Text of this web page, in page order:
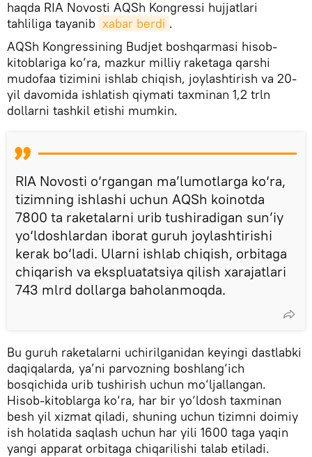
haqda RIA Novosti AQSh Kongressi hujjatlari
tahliliga tayanib xabar berdi .
AQSh Kongressining Budjet boshqarmasi hisob-
kitoblariga ko‘ra, mazkur milliy raketaga qarshi
mudofaa tizimini ishlab chiqish, joylashtirish va 20-
yil davomida ishlatish qiymati taxminan 1,2 trln
dollarni tashkil etishi mumkin.
RIA Novosti o‘rgangan ma’lumotlarga ko‘ra,
tizimning ishlashi uchun AQSh koinotda
7800 ta raketalarni urib tushiradigan sun’iy
yo‘ldoshlardan iborat guruh joylashtirishi
kerak bo‘ladi. Ularni ishlab chiqish, orbitaga
chiqarish va ekspluatatsiya qilish xarajatlari
743 mlrd dollarga baholanmoqda.
Bu guruh raketalarni uchirilganidan keyingi dastlabki
daqiqalarda, ya’ni parvozning boshlang‘ich
bosqichida urib tushirish uchun mo‘ljallangan.
Hisob-kitoblarga ko‘ra, har bir yo‘ldosh taxminan
besh yil xizmat qiladi, shuning uchun tizimni doimiy
ish holatida saqlash uchun har yili 1600 taga yaqin
yangi apparat orbitaga chiqarilishi talab etiladi.